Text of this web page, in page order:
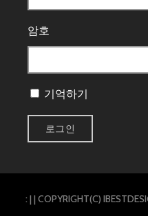
암호
기억하기
: | | COPYRIGHT(C)